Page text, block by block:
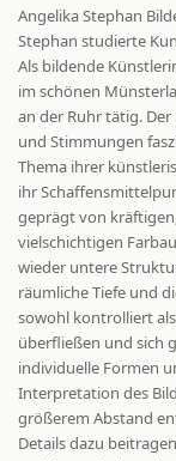
Angelika Stephan
Stephan studierte
Als bildende
im schönen
an der Ruhr tätig.
und Stimmungen
Thema ihrer
ihr
geprägt von
vielschichtigen
wieder untere
räumliche Tiefe und
sowohl kontrolliert
überfließen und sich
individuelle Formen
Interpretation des
größerem Abstand
Details dazu